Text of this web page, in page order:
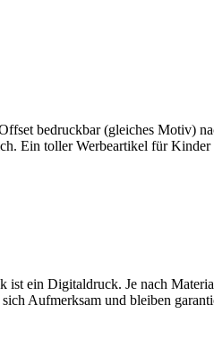
bedruckbar (gleiches Motiv)
Ein toller Werbeartikel für
ein Digitaldruck. Je nach
Aufmerksam und bleiben